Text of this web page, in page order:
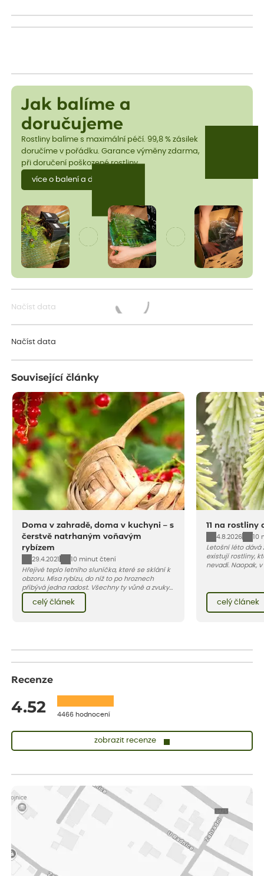
Jak balíme a
doručujeme
Rostliny balíme s maximální péčí. 99,8 % zásilek
doručíme v pořádku. Garance výměny zdarma,
při doručení poškozené rostliny.
více o balení a dopravě
Načíst data
Načíst data
Související články
Doma v zahradě, doma v kuchyni – s
čerstvě natrhaným voňavým
rybízem
29.4.2021
10 minut čtení
Hřejivé teplo letního sluníčka, které se sklání k
obzoru. Mísa rybízu, do níž to po hroznech
přibývá jedna radost. Všechny ty vůně a zvuky
červencové zahrady. Sklizeň rybízu do kuchyně
vnese neuvěřitelný klid a radost. A taky trochu
bezstarostnosti dětství při mlsání babiččina
celý článek
11 na rostliny
4.8.2026
10
Letošní léto dává
existují rostliny,
nevadí. Naopak,
horké a suché
Pojďme se
celý článek
Recenze
4.52 4466 hodnocení
zobrazit recenze
Vše v pořádku, jsem spokojena.
ověřený nákup
Rostlina mi přišla v dobrém stavu, jsem spokojená.
Zuzana
Spokojenost s dodáním kvalitních rostlin